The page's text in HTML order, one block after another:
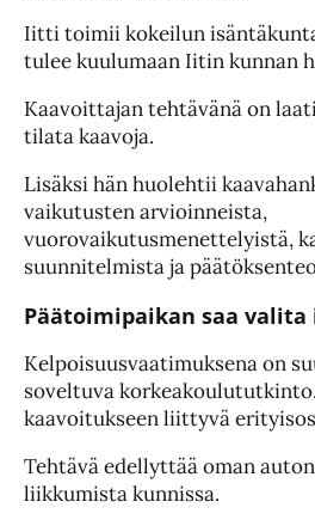
Iitti toimii kokeilun
tulee kuulumaan Iitin kunnan
Kaavoittajan tehtävänä on
tilata kaavoja.
Lisäksi hän huolehtii
vaikutusten arvioinneista,
vuorovaikutusmenettelyistä,
suunnitelmista ja
Päätoimipaikan saa valita
Kelpoisuusvaatimuksena on
soveltuva
kaavoitukseen liittyvä
Tehtävä edellyttää oman
liikkumista kunnissa.